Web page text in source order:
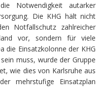
Notwendigkeit autarker
Die KHG hält nicht
Notfallschutz zahlreicher
vor, sondern für viele
die Einsatzkolonne der KHG
muss, wurde der Gruppe
wie dies von Karlsruhe aus
mehrstufige Einsatzplan